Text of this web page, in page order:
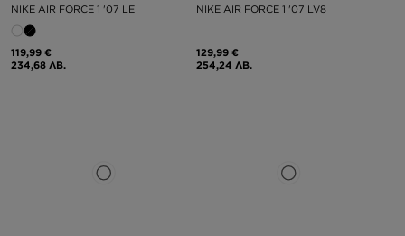
NIKE AIR FORCE 1 '07 LE
119,99 €
234,68 ЛВ.
NIKE AIR FORCE 1 '07 LV8
129,99 €
254,24 ЛВ.